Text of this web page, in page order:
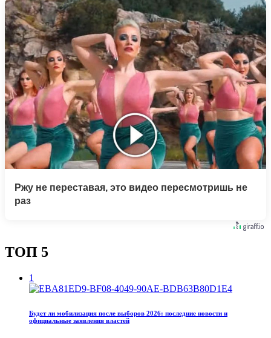
Ржу не переставая, это видео пересмотришь не
раз
ТОП 5
1
Будет ли мобилизация после выборов 2026: последние новости и
официальные заявления властей